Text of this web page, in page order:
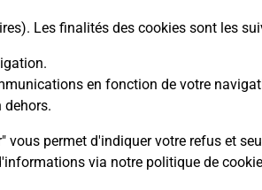
Les finalités des cookies sont les
en fonction de votre
dehors.
permet d'indiquer votre refus et
via notre politique de